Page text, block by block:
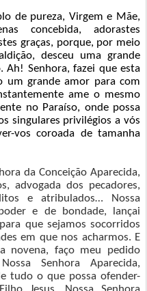
de pureza, Virgem e Mãe,
concebida, adorastes
graças, porque, por meio
desceu uma grande
Ah! Senhora, fazei que esta
um grande amor para com
ame o mesmo
no Paraíso, onde possa
singulares privilégios a vós
vos coroada de tamanha
da Conceição Aparecida,
advogada dos pecadores,
e atribulados… Nossa
e de bondade, lançai
que sejamos socorridos
em que nos acharmos. E
novena, faço meu pedido
Nossa Senhora Aparecida,
tudo o que possa ofender-